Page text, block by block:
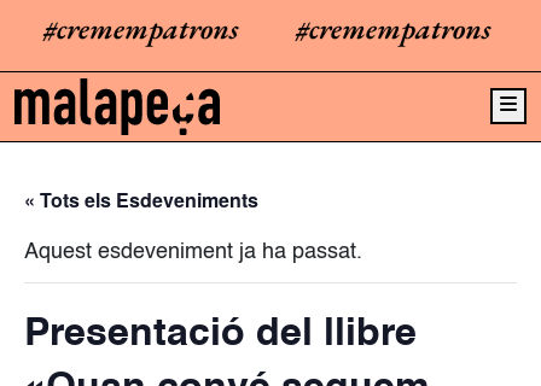
#cremempatrons #cremempatrons
« Tots els Esdeveniments
Aquest esdeveniment ja ha passat.
Presentació del llibre